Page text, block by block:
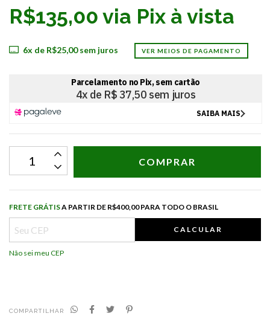
R$135,00 via Pix à vista
6x de R$25,00sem juros VER MEIOS DE PAGAMENTO
Frete grátis R$400,00 para todo o Brasil
FRETE GRÁTISA PARTIR DE R$400,00 PARA TODO O BRASIL
CALCULAR
Não sei meu CEP
COMPARTILHAR